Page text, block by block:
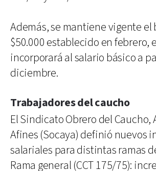
Además, se mantiene vigente el
$50.000 establecido en febrero,
incorporará al salario básico a
diciembre.
Trabajadores del caucho
El Sindicato Obrero del Caucho,
Afines (Socaya) definió nuevos
salariales para distintas ramas
Rama general (CCT 175/75):